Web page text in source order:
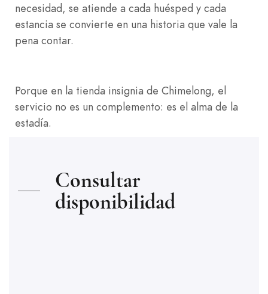
necesidad, se atiende a cada huésped y cada
estancia se convierte en una historia que vale la
pena contar.
Porque en la tienda insignia de Chimelong, el
servicio no es un complemento: es el alma de la
estadía.
Consultar
disponibilidad